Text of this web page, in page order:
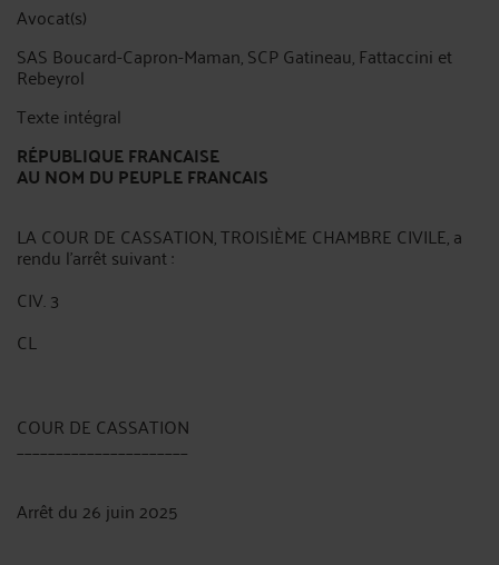
Avocat(s)
SAS Boucard-Capron-Maman, SCP Gatineau, Fattaccini et
Rebeyrol
Texte intégral
RÉPUBLIQUE FRANCAISE
AU NOM DU PEUPLE FRANCAIS
LA COUR DE CASSATION, TROISIÈME CHAMBRE CIVILE, a
rendu l'arrêt suivant :
CIV. 3
CL
COUR DE CASSATION
______________________
Arrêt du 26 juin 2025